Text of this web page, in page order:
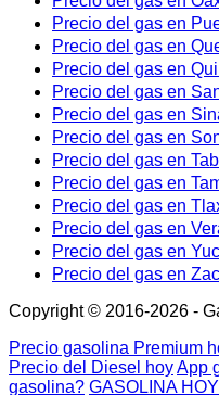
Precio del gas en
Precio del gas en
Precio del gas en
Precio del gas en
Precio del gas en
Precio del gas en
Precio del gas en
Precio del gas en
Precio del gas en
Precio del gas en
Precio del gas en
Precio del gas en
Copyright © 2016-2026 -
Precio gasolina Premium
Precio del Diesel hoyApp
gasolina? GASOLINA